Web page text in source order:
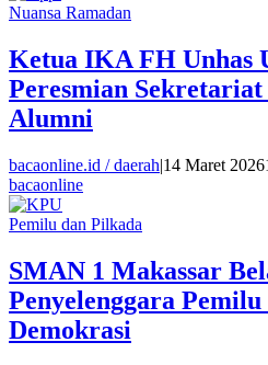
Nuansa Ramadan
Ketua IKA FH Unhas
Peresmian
Alumni
bacaonline.id / daerah|14 Maret 2026
bacaonline
Pemilu dan Pilkada
SMAN 1 Makassar
Penyelenggara
Demokrasi